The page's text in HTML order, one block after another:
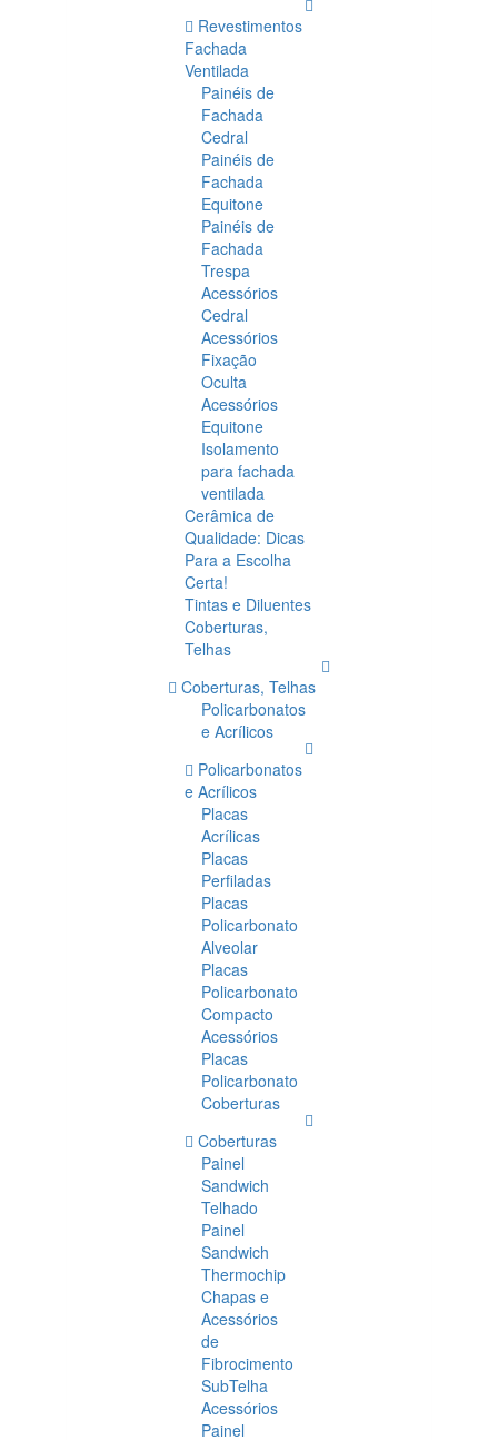
Revestimentos
Fachada
Ventilada
Painéis de
Fachada
Cedral
Painéis de
Fachada
Equitone
Painéis de
Fachada
Trespa
Acessórios
Cedral
Acessórios
Fixação
Oculta
Acessórios
Equitone
Isolamento
para fachada
ventilada
Cerâmica de
Qualidade: Dicas
Para a Escolha
Certa!
Tintas e Diluentes
Coberturas,
Telhas
Coberturas, Telhas
Policarbonatos
e Acrílicos
Policarbonatos
e Acrílicos
Placas
Acrílicas
Placas
Perfiladas
Placas
Policarbonato
Alveolar
Placas
Policarbonato
Compacto
Acessórios
Placas
Policarbonato
Coberturas
Coberturas
Painel
Sandwich
Telhado
Painel
Sandwich
Thermochip
Chapas e
Acessórios
de
Fibrocimento
SubTelha
Acessórios
Painel